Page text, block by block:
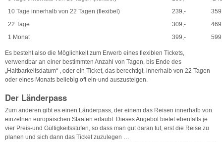
10 Tage innerhalb von 22 Tagen (flexibel)
239,-
22 Tage
309,-
1 Monat
399,-
Es besteht also die Möglichkeit zum Erwerb eines flexiblen Tickets,
verwendbar an einer bestimmten Anzahl von Tagen, bis Ende des
„Haltbarkeitsdatum“ , oder ein Ticket, das berechtigt, innerhalb von 22 Tagen
oder eines Monats beliebig oft ein-und auszusteigen.
Der Länderpass
Zum anderen gibt es einen Länderpass, der einem das Reisen innerhalb von
einzelnen europäischen Staaten erlaubt. Dieses Angebot bietet ebenfalls je
vier Preis-und Gültigkeitsstufen, so dass man gut daran tut, erst die Reise zu
planen und sich dann das Ticket zuzulegen …